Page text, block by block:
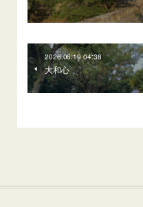
2026.06.19 04:38
大和心